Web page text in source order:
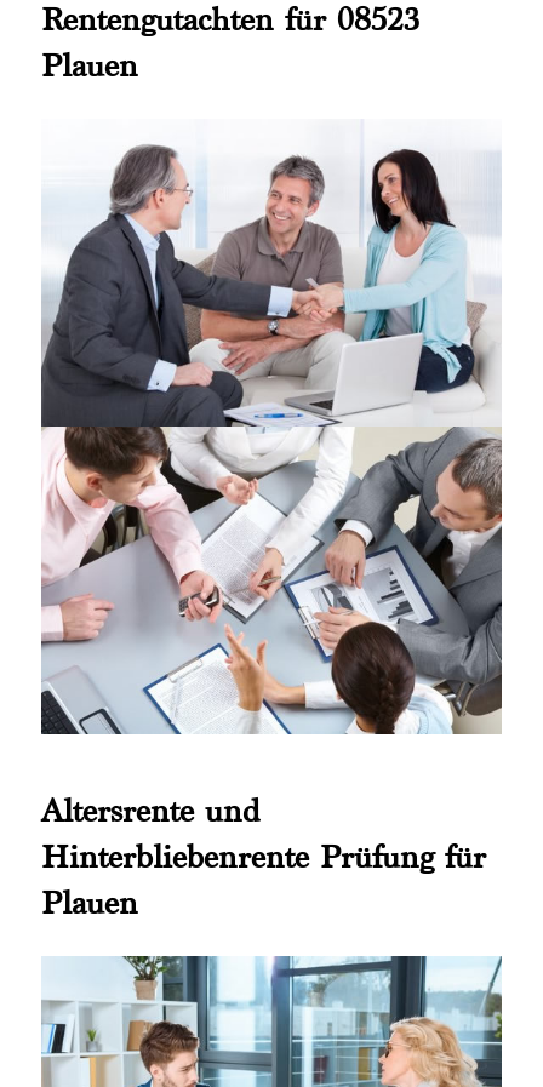
Rentengutachten für 08523
Plauen
Altersrente und
Hinterbliebenrente Prüfung für
Plauen